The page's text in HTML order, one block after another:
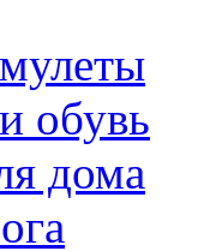
обувь
дома